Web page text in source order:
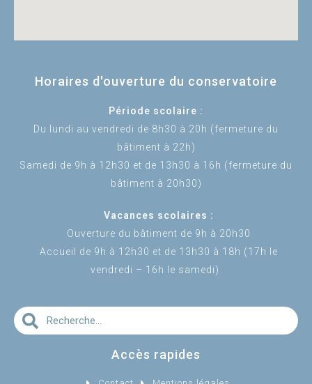
Horaires d'ouverture du conservatoire
Période scolaire :
Du lundi au vendredi de 8h30 à 20h (fermeture du
bâtiment à 22h)
Samedi de 9h à 12h30 et de 13h30 à 16h (fermeture du
bâtiment à 20h30)
Vacances scolaires :
Ouverture du bâtiment de 9h à 20h30
Accueil de 9h à 12h30 et de 13h30 à 18h (17h le
vendredi – 16h le samedi)
Accès rapides